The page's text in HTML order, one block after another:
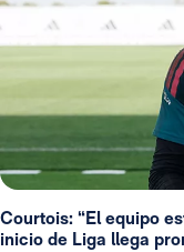
Courtois: “El equipo
inicio de Liga llega